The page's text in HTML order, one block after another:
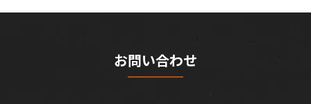
お問い合わせ